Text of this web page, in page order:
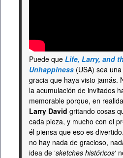
Puede que Life, Larry, and
Unhappiness (USA) sea
gracia que haya visto jamás.
la acumulación de invitados
memorable porque, en
Larry David gritando cosas
cada pieza, y mucho con el
él piensa que eso es
no hay nada de gracioso,
idea de ‘sketches históricos‘